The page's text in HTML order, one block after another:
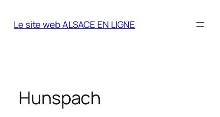
Le site web ALSACE EN LIGNE
Hunspach